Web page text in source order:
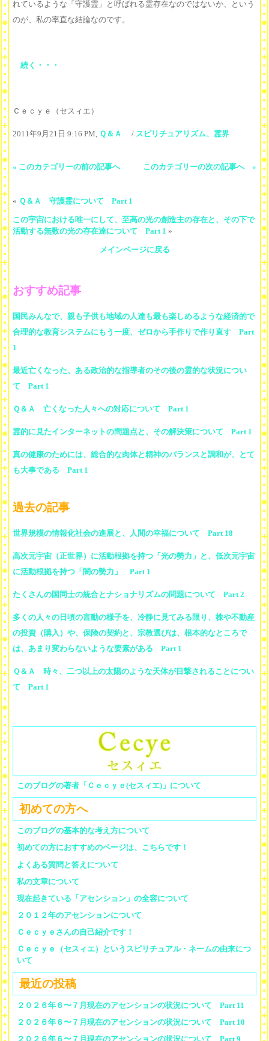
れているような「守護霊」と呼ばれる霊存在なのではないか、という
のが、私の率直な結論なのです。
続く・・・
Ｃｅｃｙｅ（セスィエ）
2011年9月21日 9:16 PM, Ｑ＆Ａ / スピリチュアリズム、霊界
« このカテゴリーの前の記事へ このカテゴリーの次の記事へ »
« Ｑ＆Ａ 守護霊について Part 1
この宇宙における唯一にして、至高の光の創造主の存在と、その下で
活動する無数の光の存在達について Part 1 »
メインページに戻る
おすすめ記事
国民みんなで、親も子供も地域の人達も最も楽しめるような経済的で
合理的な教育システムにもう一度、ゼロから手作りで作り直す Part
1
最近亡くなった、ある政治的な指導者のその後の霊的な状況につい
て Part 1
Ｑ＆Ａ 亡くなった人々への対応について Part 1
霊的に見たインターネットの問題点と、その解決策について Part 1
真の健康のためには、総合的な肉体と精神のバランスと調和が、とて
も大事である Part 1
過去の記事
世界規模の情報化社会の進展と、人間の幸福について Part 18
高次元宇宙（正世界）に活動根拠を持つ「光の勢力」と、低次元宇宙
に活動根拠を持つ「闇の勢力」 Part 1
たくさんの国同士の統合とナショナリズムの問題について Part 2
多くの人々の日頃の言動の様子を、冷静に見てみる限り、株や不動産
の投資（購入）や、保険の契約と、宗教選びは、根本的なところで
は、あまり変わらないような要素がある Part 1
Ｑ＆Ａ 時々、二つ以上の太陽のような天体が目撃されることについ
て Part 1
このブログの著者「Ｃｅｃｙｅ(セスィエ)」について
初めての方へ
このブログの基本的な考え方について
初めての方におすすめのページは、こちらです！
よくある質問と答えについて
私の文章について
現在起きている「アセンション」の全容について
２０１２年のアセンションについて
Ｃｅｃｙｅさんの自己紹介です！
Ｃｅｃｙｅ（セスィエ）というスピリチュアル・ネームの由来につ
いて
最近の投稿
２０２６年６〜７月現在のアセンションの状況について Part 11
２０２６年６〜７月現在のアセンションの状況について Part 10
２０２６年６〜７月現在のアセンションの状況について Part 9